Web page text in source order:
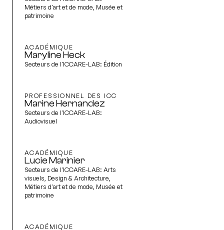
Métiers d'art et de mode, Musée et
patrimoine
ACADÉMIQUE
Maryline Heck
Secteurs de l'ICCARE-LAB: Édition
PROFESSIONNEL DES ICC
Marine Hernandez
Secteurs de l'ICCARE-LAB:
Audiovisuel
ACADÉMIQUE
Lucie Marinier
Secteurs de l'ICCARE-LAB: Arts
visuels, Design & Architecture,
Métiers d'art et de mode, Musée et
patrimoine
ACADÉMIQUE